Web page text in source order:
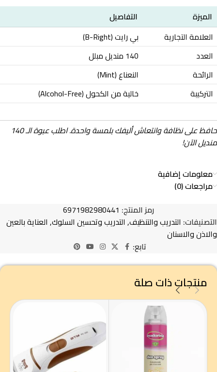
الميزة
التفاصيل
العلامة التجارية
بي رايت (B-Right)
العدد
140 منديل مبلل
الرائحة
النعناع (Mint)
التركيبة
خالية من الكحول (Alcohol-Free)
حافظ على نظافة وانتعاش أليفك بلمسة واحدة. اطلب عبوة الـ 140
منديل الآن!
معلومات إضافية
مراجعات (0)
رمز المنتج: 6971982980441
التصنيفات: التدريب والتنظيف, التدريب وتحسين السلوك, العناية بالعين
والاذن والاسنان
تابع:
منتجات ذات صلة